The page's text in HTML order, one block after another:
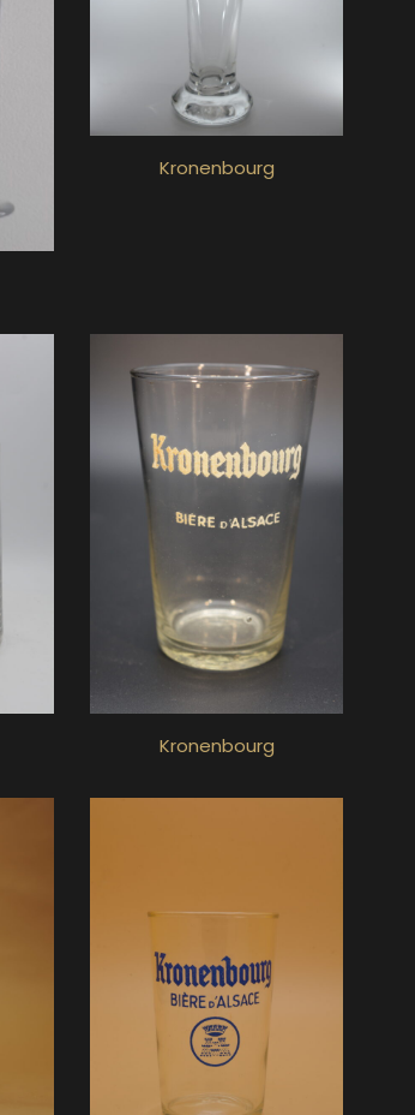
Kronenbourg
Kronenbourg